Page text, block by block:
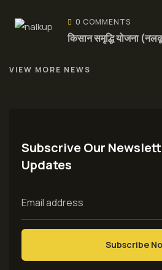
0 COMMENTS
किसान समृद्धि योजना
VIEW MORE NEWS
Subscrive Our
Updates